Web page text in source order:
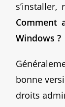
s’installer,
Comment
Windows ?
bonne
droits